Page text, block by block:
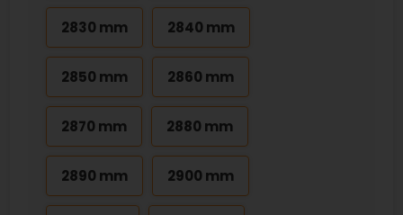
2830 mm 2840 mm
2850 mm 2860 mm
2870 mm 2880 mm
2890 mm 2900 mm